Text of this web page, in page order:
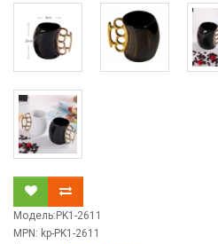
Модель:PK1-2611
MPN: kp-PK1-2611